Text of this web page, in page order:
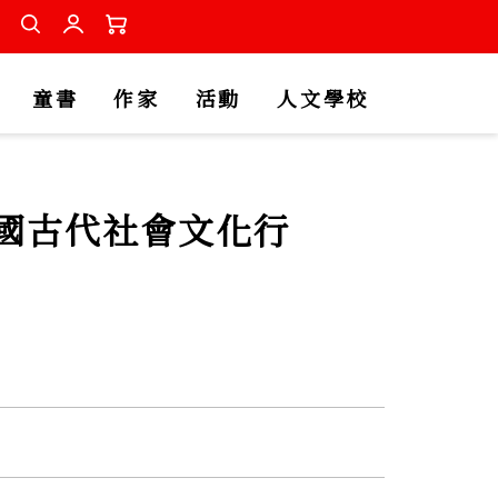
童書 作家 活動 人文學校
古代社會文化行